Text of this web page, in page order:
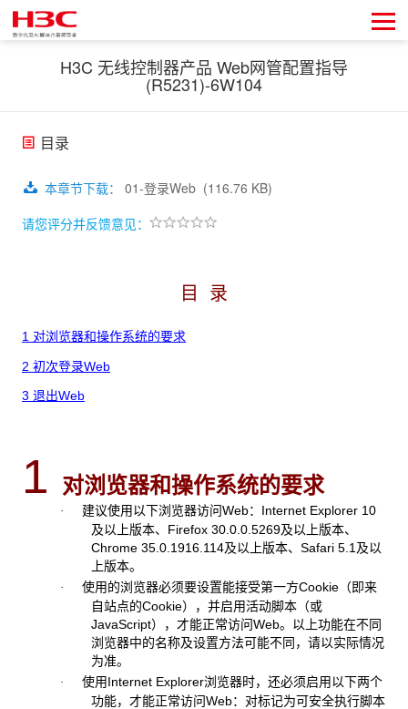
H3C 无线控制器产品 Web网管配置指导
(R5231)-6W104
目录
本章节下载： 01-登录Web (116.76 KB)
请您评分并反馈意见：
目 录
1 对浏览器和操作系统的要求
2 初次登录Web
3 退出Web
1 对浏览器和操作系统的要求
· 建议使用以下浏览器访问Web：Internet Explorer 10
及以上版本、Firefox 30.0.0.5269及以上版本、
Chrome 35.0.1916.114及以上版本、Safari 5.1及以
上版本。
· 使用的浏览器必须要设置能接受第一方Cookie（即来
自站点的Cookie），并启用活动脚本（或
JavaScript），才能正常访问Web。以上功能在不同
浏览器中的名称及设置方法可能不同，请以实际情况
为准。
· 使用Internet Explorer浏览器时，还必须启用以下两个
功能，才能正常访问Web：对标记为可安全执行脚本